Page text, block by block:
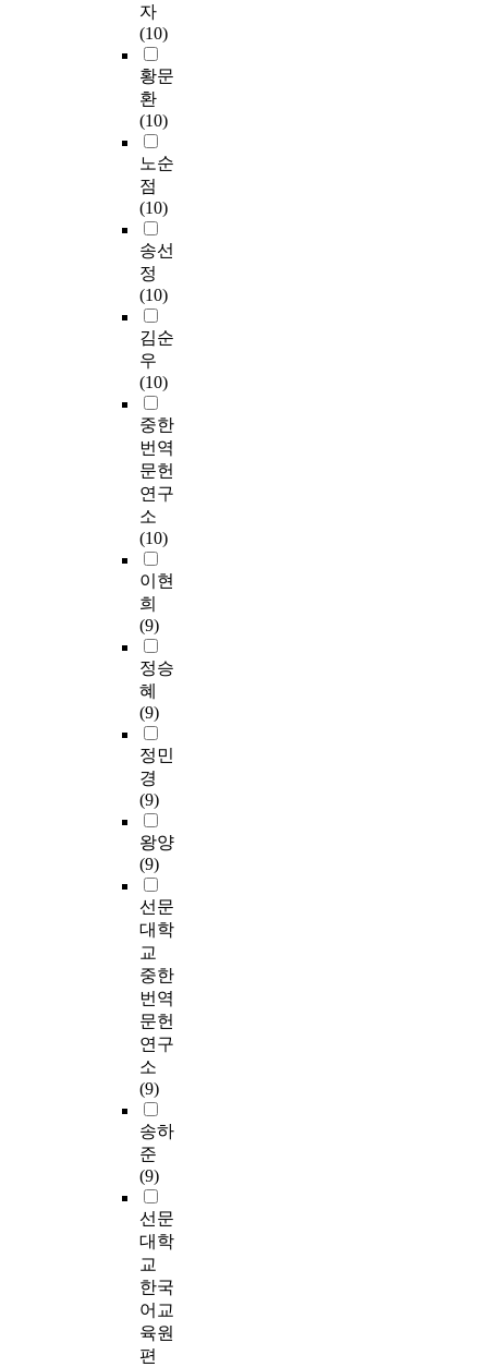
자
(10)
황문
환
(10)
노순
점
(10)
송선
정
(10)
김순
우
(10)
중한
번역
문헌
연구
소
(10)
이현
희
(9)
정승
혜
(9)
정민
경
(9)
왕양
(9)
선문
대학
교
중한
번역
문헌
연구
소
(9)
송하
준
(9)
선문
대학
교
한국
어교
육원
편